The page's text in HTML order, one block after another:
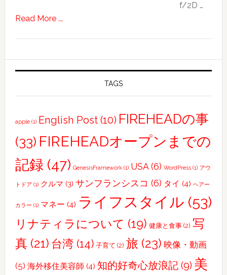
面
f/2D …
Read More ...about
TAGS
apple(1) English Post(10) FIREHEADの事
(33) FIREHEADオープンまでの
記録 (47) GenesisFramework(1) USA(6) WordPress(1) アウ
トドア (1) クルマ (3) サンフランシスコ (6) タイ (4) ヘアー
カラー (1) マネー (4) ライフスタイル (53)
リナティラについて (19) 健康と食事(2) 写
真 (21) 台湾(14) 子育て (2) 旅 (23) 映像・動画
(5) 海外移住美容師 (4) 知的好奇心放浪記(9) 美